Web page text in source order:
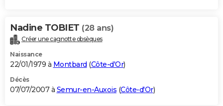
Nadine TOBIET (28 ans)
Créer une cagnotte obsèques
Naissance
22/01/1979 à Montbard (Côte-d'Or)
Décès
07/07/2007 à Semur-en-Auxois (Côte-d'Or)